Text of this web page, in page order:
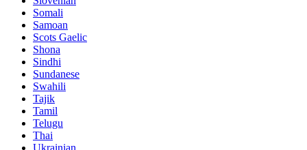
Somali
Samoan
Scots Gaelic
Shona
Sindhi
Sundanese
Swahili
Tajik
Tamil
Telugu
Thai
Ukrainian